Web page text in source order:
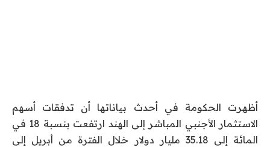
أظهرت الحكومة في أحدث بياناتها أن تدفقات أسهم
الاستثمار الأجنبي المباشر إلى الهند ارتفعت بنسبة 18 في
المائة إلى 35.18 مليار دولار خلال الفترة من أبريل إلى